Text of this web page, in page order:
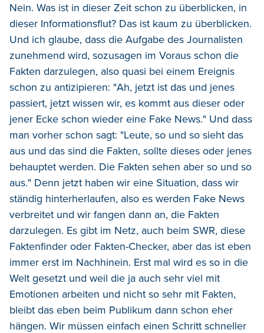
Nein. Was ist in dieser Zeit schon zu überblicken, in
dieser Informationsflut? Das ist kaum zu überblicken.
Und ich glaube, dass die Aufgabe des Journalisten
zunehmend wird, sozusagen im Voraus schon die
Fakten darzulegen, also quasi bei einem Ereignis
schon zu antizipieren: "Ah, jetzt ist das und jenes
passiert, jetzt wissen wir, es kommt aus dieser oder
jener Ecke schon wieder eine Fake News." Und dass
man vorher schon sagt: "Leute, so und so sieht das
aus und das sind die Fakten, sollte dieses oder jenes
behauptet werden. Die Fakten sehen aber so und so
aus." Denn jetzt haben wir eine Situation, dass wir
ständig hinterherlaufen, also es werden Fake News
verbreitet und wir fangen dann an, die Fakten
darzulegen. Es gibt im Netz, auch beim SWR, diese
Faktenfinder oder Fakten-Checker, aber das ist eben
immer erst im Nachhinein. Erst mal wird es so in die
Welt gesetzt und weil die ja auch sehr viel mit
Emotionen arbeiten und nicht so sehr mit Fakten,
bleibt das eben beim Publikum dann schon eher
hängen. Wir müssen einfach einen Schritt schneller